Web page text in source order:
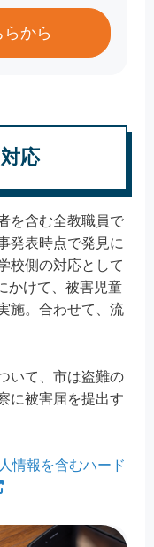
から
応
を含む全教職員で
発表時点で発見に
校側の対応として
かけて、被害児童
施。合わせて、流
いて、市は盗難の
に被害届を提出す
情報を含むハード